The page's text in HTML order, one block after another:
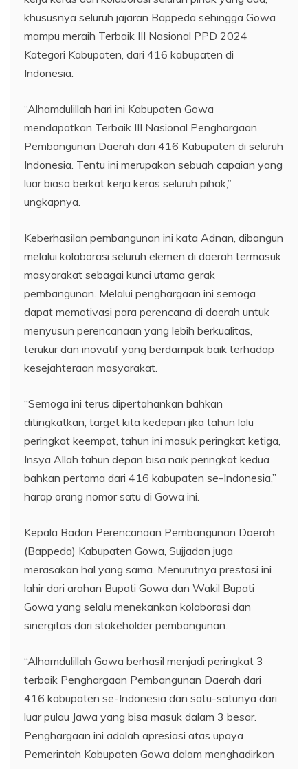
khususnya seluruh jajaran Bappeda sehingga Gowa
mampu meraih Terbaik III Nasional PPD 2024
Kategori Kabupaten, dari 416 kabupaten di
Indonesia.
“Alhamdulillah hari ini Kabupaten Gowa
mendapatkan Terbaik III Nasional Penghargaan
Pembangunan Daerah dari 416 Kabupaten di seluruh
Indonesia. Tentu ini merupakan sebuah capaian yang
luar biasa berkat kerja keras seluruh pihak,”
ungkapnya.
Keberhasilan pembangunan ini kata Adnan, dibangun
melalui kolaborasi seluruh elemen di daerah termasuk
masyarakat sebagai kunci utama gerak
pembangunan. Melalui penghargaan ini semoga
dapat memotivasi para perencana di daerah untuk
menyusun perencanaan yang lebih berkualitas,
terukur dan inovatif yang berdampak baik terhadap
kesejahteraan masyarakat.
“Semoga ini terus dipertahankan bahkan
ditingkatkan, target kita kedepan jika tahun lalu
peringkat keempat, tahun ini masuk peringkat ketiga,
Insya Allah tahun depan bisa naik peringkat kedua
bahkan pertama dari 416 kabupaten se-Indonesia,”
harap orang nomor satu di Gowa ini.
Kepala Badan Perencanaan Pembangunan Daerah
(Bappeda) Kabupaten Gowa, Sujjadan juga
merasakan hal yang sama. Menurutnya prestasi ini
lahir dari arahan Bupati Gowa dan Wakil Bupati
Gowa yang selalu menekankan kolaborasi dan
sinergitas dari stakeholder pembangunan.
“Alhamdulillah Gowa berhasil menjadi peringkat 3
terbaik Penghargaan Pembangunan Daerah dari
416 kabupaten se-Indonesia dan satu-satunya dari
luar pulau Jawa yang bisa masuk dalam 3 besar.
Penghargaan ini adalah apresiasi atas upaya
Pemerintah Kabupaten Gowa dalam menghadirkan